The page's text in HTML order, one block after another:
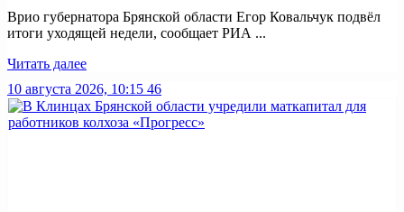
Врио губернатора Брянской области Егор Ковальчук подвёл
итоги уходящей недели, сообщает РИА ...
Читать далее
10 августа 2026, 10:15 46